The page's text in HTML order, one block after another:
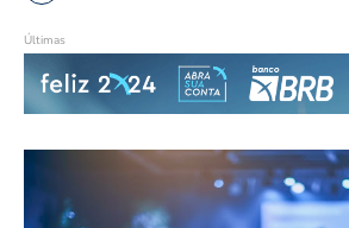
Últimas